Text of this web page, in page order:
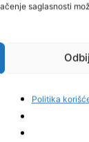
saglasnosti
Odbij
Politika